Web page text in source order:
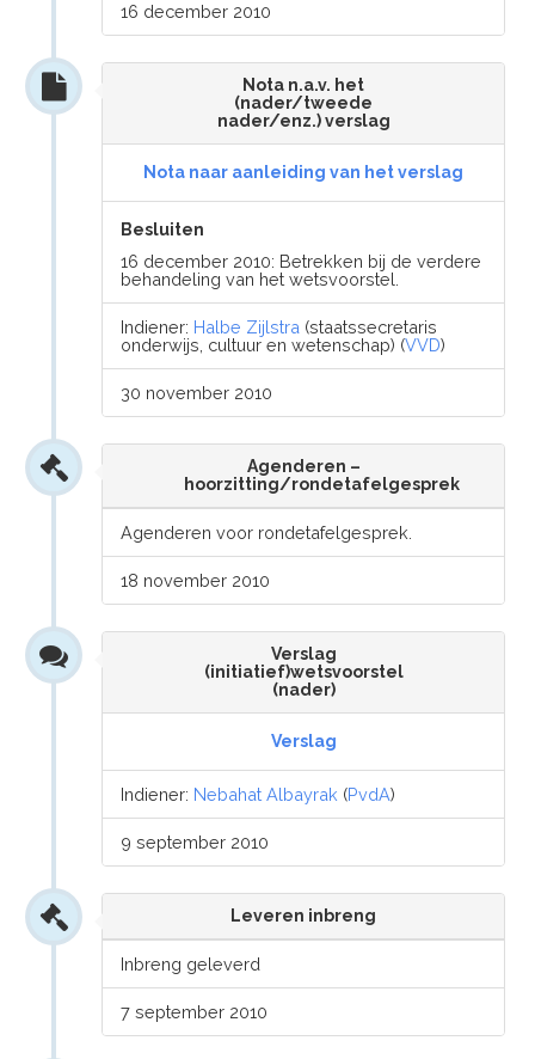
16 december 2010
Nota n.a.v. het
(nader/tweede
nader/enz.) verslag
Nota naar aanleiding van het verslag
Besluiten
16 december 2010: Betrekken bij de verdere
behandeling van het wetsvoorstel.
Indiener: Halbe Zijlstra (staatssecretaris
onderwijs, cultuur en wetenschap) (VVD)
30 november 2010
Agenderen –
hoorzitting/rondetafelgesprek
Agenderen voor rondetafelgesprek.
18 november 2010
Verslag
(initiatief)wetsvoorstel
(nader)
Verslag
Indiener: Nebahat Albayrak (PvdA)
9 september 2010
Leveren inbreng
Inbreng geleverd
7 september 2010